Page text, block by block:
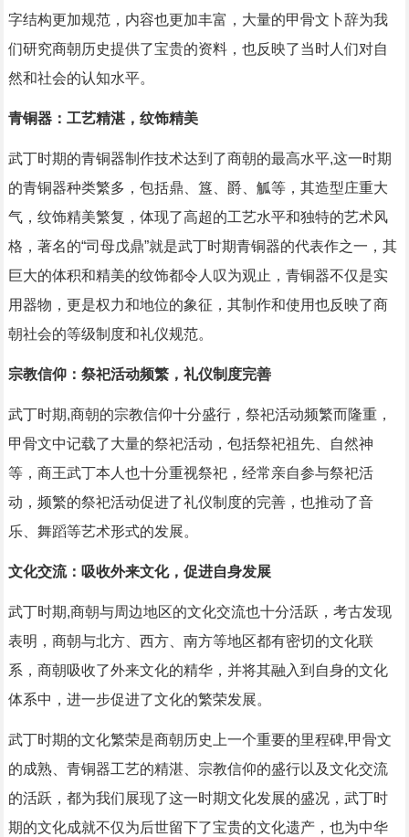
字结构更加规范，内容也更加丰富，大量的甲骨文卜辞为我
们研究商朝历史提供了宝贵的资料，也反映了当时人们对自
然和社会的认知水平。
青铜器：工艺精湛，纹饰精美
武丁时期的青铜器制作技术达到了商朝的最高水平,这一时期
的青铜器种类繁多，包括鼎、簋、爵、觚等，其造型庄重大
气，纹饰精美繁复，体现了高超的工艺水平和独特的艺术风
格，著名的“司母戊鼎”就是武丁时期青铜器的代表作之一，其
巨大的体积和精美的纹饰都令人叹为观止，青铜器不仅是实
用器物，更是权力和地位的象征，其制作和使用也反映了商
朝社会的等级制度和礼仪规范。
宗教信仰：祭祀活动频繁，礼仪制度完善
武丁时期,商朝的宗教信仰十分盛行，祭祀活动频繁而隆重，
甲骨文中记载了大量的祭祀活动，包括祭祀祖先、自然神
等，商王武丁本人也十分重视祭祀，经常亲自参与祭祀活
动，频繁的祭祀活动促进了礼仪制度的完善，也推动了音
乐、舞蹈等艺术形式的发展。
文化交流：吸收外来文化，促进自身发展
武丁时期,商朝与周边地区的文化交流也十分活跃，考古发现
表明，商朝与北方、西方、南方等地区都有密切的文化联
系，商朝吸收了外来文化的精华，并将其融入到自身的文化
体系中，进一步促进了文化的繁荣发展。
武丁时期的文化繁荣是商朝历史上一个重要的里程碑,甲骨文
的成熟、青铜器工艺的精湛、宗教信仰的盛行以及文化交流
的活跃，都为我们展现了这一时期文化发展的盛况，武丁时
期的文化成就不仅为后世留下了宝贵的文化遗产，也为中华